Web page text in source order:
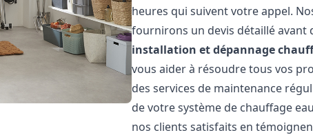
heures qui suivent votre appel.
fournirons un devis détaillé avant
installation et dépannage
vous aider à résoudre tous vos
des services de maintenance
de votre système de chauffage
nos clients satisfaits en